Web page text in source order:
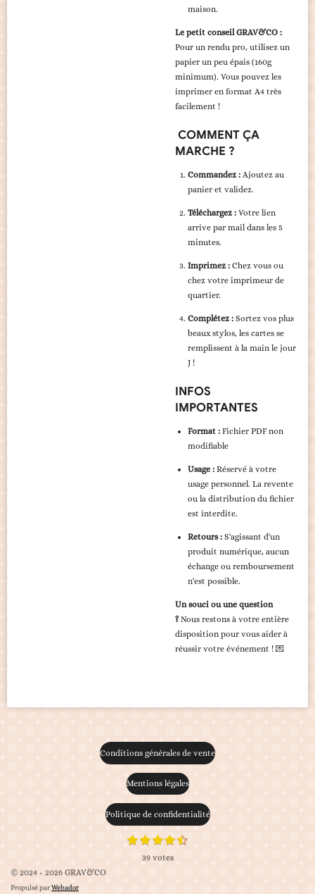
maison.
Le petit conseil GRAV&CO :
Pour un rendu pro, utilisez un
papier un peu épais (160g
minimum). Vous pouvez les
imprimer en format A4 très
facilement !
COMMENT ÇA
MARCHE ?
Commandez : Ajoutez au
panier et validez.
Téléchargez : Votre lien
arrive par mail dans les 5
minutes.
Imprimez : Chez vous ou
chez votre imprimeur de
quartier.
Complétez : Sortez vos plus
beaux stylos, les cartes se
remplissent à la main le jour
J !
INFOS
IMPORTANTES
Format : Fichier PDF non
modifiable
Usage : Réservé à votre
usage personnel. La revente
ou la distribution du fichier
est interdite.
Retours : S'agissant d'un
produit numérique, aucun
échange ou remboursement
n'est possible.
Un souci ou une question
? Nous restons à votre entière
disposition pour vous aider à
réussir votre événement ! 💌
Conditions générales de vente
Mentions légales
Politique de confidentialité
a
l
1
é
2
é
t
3
é
t
4
é
t
5
é
E
39 votes
© 2024 - 2026 GRAV&CO
Propulsé parWebador